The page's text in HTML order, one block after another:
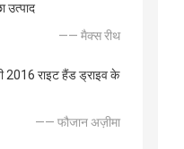
उत्पाद
—— मैक्स रीथ
2016 राइट हैंड ड्राइव के
—— फौजान अज़ीमा